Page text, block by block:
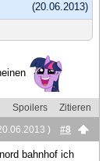
(20.06.2013)
Spoilers
Zitieren
)
#8
bahnhof ich